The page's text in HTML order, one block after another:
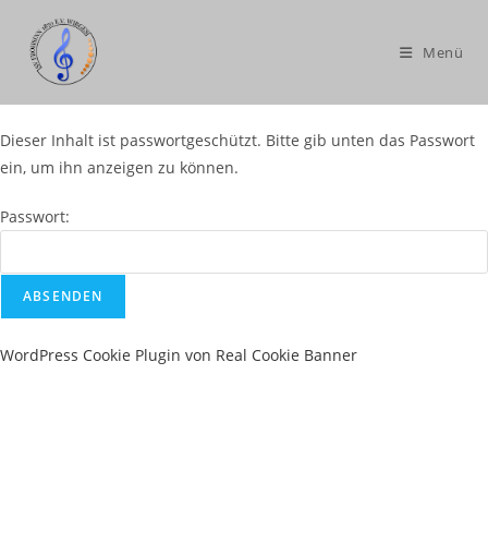
Menü
Dieser Inhalt ist passwortgeschützt. Bitte gib unten das Passwort
ein, um ihn anzeigen zu können.
Passwort:
WordPress Cookie Plugin von Real Cookie Banner